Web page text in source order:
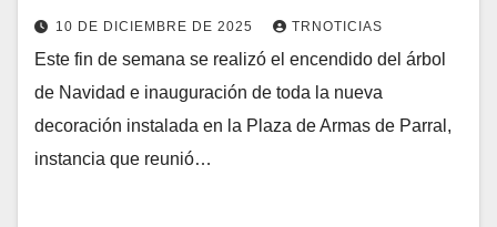
10 DE DICIEMBRE DE 2025 TRNOTICIAS
Este fin de semana se realizó el encendido del árbol
de Navidad e inauguración de toda la nueva
decoración instalada en la Plaza de Armas de Parral,
instancia que reunió…